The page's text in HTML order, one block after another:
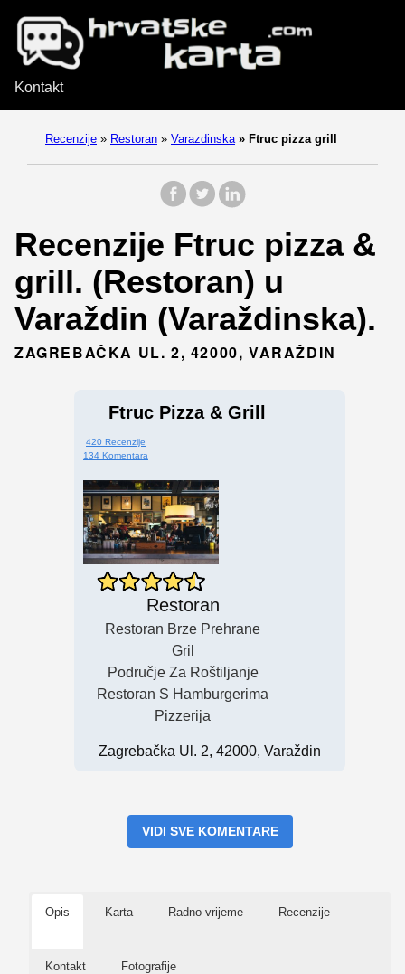
Kontakt
Recenzije » Restoran » Varazdinska » Ftruc pizza grill
Recenzije Ftruc pizza &
grill. (Restoran) u
Varaždin (Varaždinska).
ZAGREBAČKA UL. 2, 42000, VARAŽDIN
Ftruc Pizza & Grill
420 Recenzije
134 Komentara
Restoran
Restoran Brze Prehrane
Gril
Područje Za Roštiljanje
Restoran S Hamburgerima
Pizzerija
Zagrebačka Ul. 2, 42000, Varaždin
VIDI SVE KOMENTARE
Opis Karta Radno vrijeme Recenzije
Kontakt Fotografije